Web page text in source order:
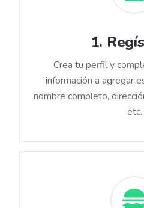
1.
Crea tu perfil y
información a agregar
nombre completo,
etc.